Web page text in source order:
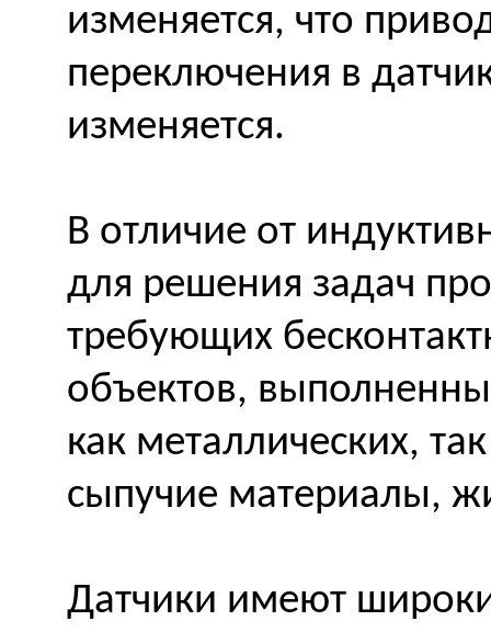
изменяется, что
переключения в
изменяется.
В отличие от
для решения задач
требующих
объектов,
как металлических,
сыпучие материалы,
Датчики имеют